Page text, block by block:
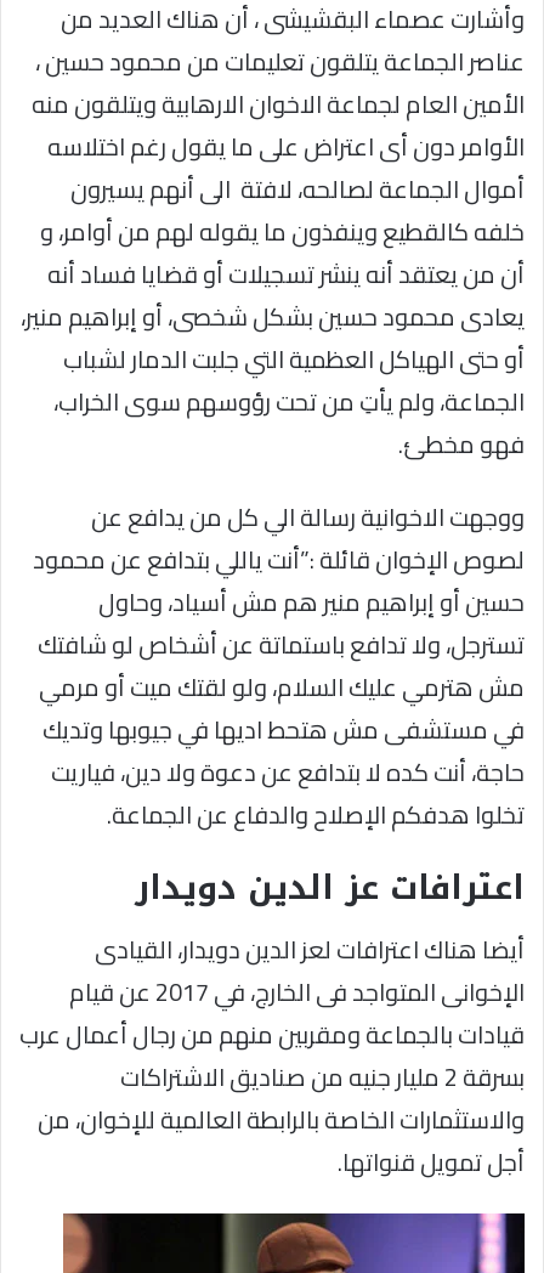
وأشارت عصماء البقشيشى ، أن هناك العديد من
عناصر الجماعة يتلقون تعليمات من محمود حسين ،
الأمين العام لجماعة الاخوان الارهابية ويتلقون منه
الأوامر دون أى اعتراض على ما يقول رغم اختلاسه
أموال الجماعة لصالحه، لافتة الى أنهم يسيرون
خلفه كالقطيع وينفذون ما يقوله لهم من أوامر، و
أن من يعتقد أنه ينشر تسجيلات أو قضايا فساد أنه
يعادى محمود حسين بشكل شخصى، أو إبراهيم منير،
أو حتى الهياكل العظمية التي جلبت الدمار لشباب
الجماعة، ولم يأتِ من تحت رؤوسهم سوى الخراب،
فهو مخطئ.
ووجهت الاخوانية رسالة الي كل من يدافع عن
لصوص الإخوان قائلة :”أنت ياللي بتدافع عن محمود
حسين أو إبراهيم منير هم مش أسياد، وحاول
تسترجل، ولا تدافع باستماتة عن أشخاص لو شافتك
مش هترمي عليك السلام، ولو لقتك ميت أو مرمي
في مستشفى مش هتحط اديها في جيوبها وتديك
حاجة، أنت كده لا بتدافع عن دعوة ولا دين، فياريت
تخلوا هدفكم الإصلاح والدفاع عن الجماعة.
اعترافات عز الدين دويدار
أيضا هناك اعترافات لعز الدين دويدار، القيادى
الإخوانى المتواجد فى الخارج، في 2017 عن قيام
قيادات بالجماعة ومقربين منهم من رجال أعمال عرب
بسرقة 2 مليار جنيه من صناديق الاشتراكات
والاستثمارات الخاصة بالرابطة العالمية للإخوان، من
أجل تمويل قنواتها.